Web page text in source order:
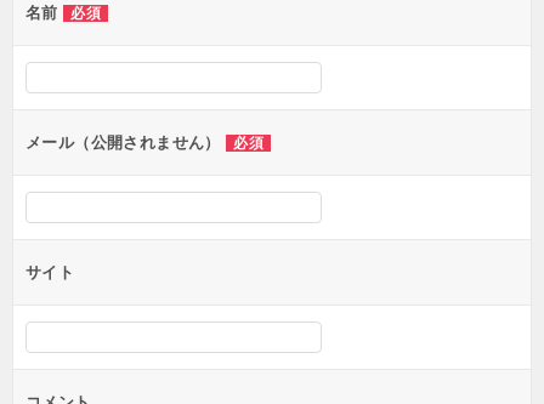
ー
シ
ン
名前 必須
メール（公開されません） 必須
サイト